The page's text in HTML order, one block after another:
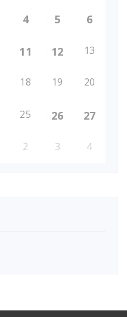
4 5 6
11 12 13
18 19 20
25 26 27
2 3 4